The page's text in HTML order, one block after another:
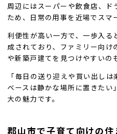
周辺にはスーパーや飲食店、ド
ため、日常の用事を近場でスマ
利便性が高い一方で、一歩入る
成されており、ファミリー向
や新築戸建てを見つけやすいの
「毎日の送り迎えや買い出し
ベースは静かな場所に置きた
大の魅力です。
郡山市で子育て向けの